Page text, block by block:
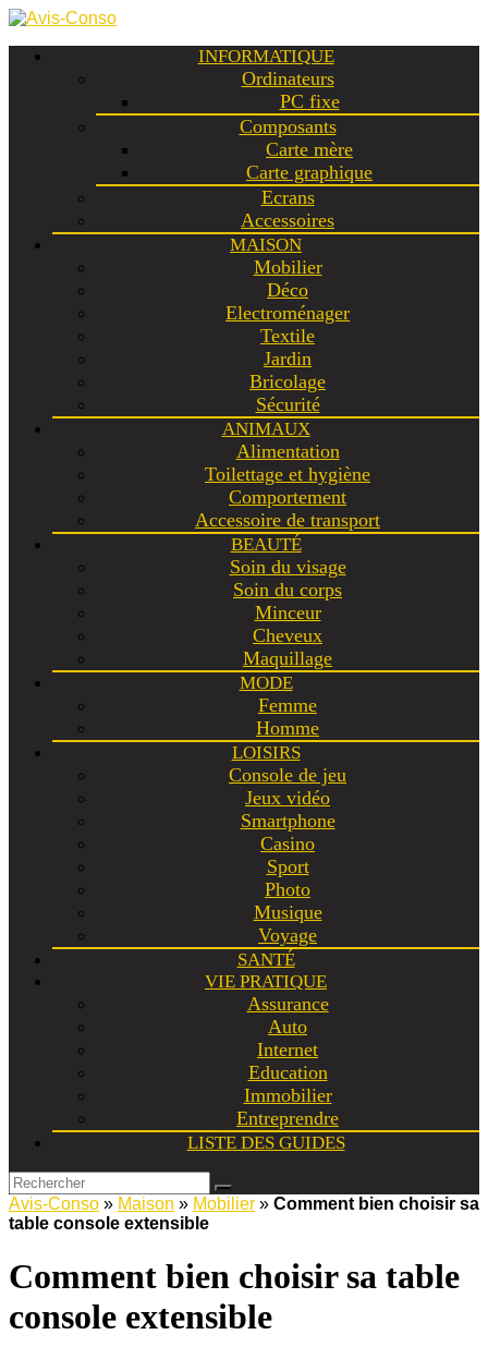
INFORMATIQUE
Ordinateurs
PC fixe
Composants
Carte mère
Carte graphique
Ecrans
Accessoires
MAISON
Mobilier
Déco
Electroménager
Textile
Jardin
Bricolage
Sécurité
ANIMAUX
Alimentation
Toilettage et hygiène
Comportement
Accessoire de transport
BEAUTÉ
Soin du visage
Soin du corps
Minceur
Cheveux
Maquillage
MODE
Femme
Homme
LOISIRS
Console de jeu
Jeux vidéo
Smartphone
Casino
Sport
Photo
Musique
Voyage
SANTÉ
VIE PRATIQUE
Assurance
Auto
Internet
Education
Immobilier
Entreprendre
LISTE DES GUIDES
Avis-Conso » Maison » Mobilier » Comment bien choisir sa
table console extensible
Comment bien choisir sa table
console extensible